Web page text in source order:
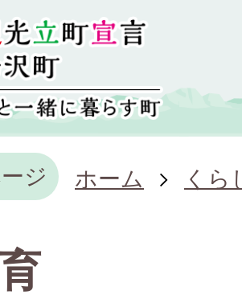
ジ ホーム くら